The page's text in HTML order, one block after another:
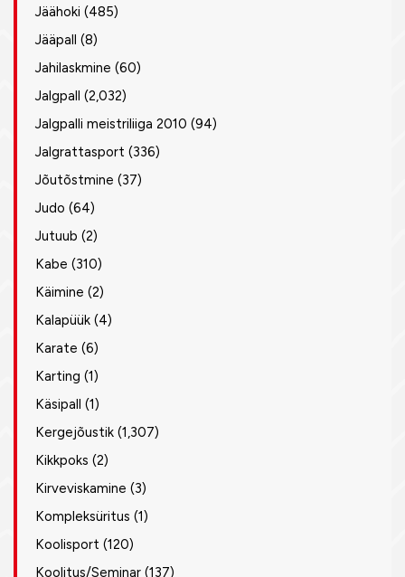
Jäähoki (485)
Jääpall (8)
Jahilaskmine (60)
Jalgpall (2,032)
Jalgpalli meistriliiga 2010 (94)
Jalgrattasport (336)
Jõutõstmine (37)
Judo (64)
Jutuub (2)
Kabe (310)
Käimine (2)
Kalapüük (4)
Karate (6)
Karting (1)
Käsipall (1)
Kergejõustik (1,307)
Kikkpoks (2)
Kirveviskamine (3)
Kompleksüritus (1)
Koolisport (120)
Koolitus/Seminar (137)